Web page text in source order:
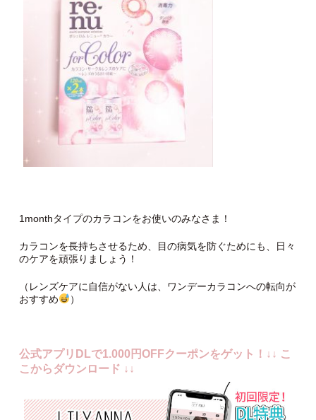
1monthタイプのカラコンをお使いのみなさま！
カラコンを長持ちさせるため、目の病気を防ぐためにも、日々
のケアを頑張りましょう！
（レンズケアに自信がない人は、ワンデーカラコンへの転向が
おすすめ
）
公式アプリDLで1.000円OFFクーポンをゲット！↓↓ こ
こからダウンロード ↓↓